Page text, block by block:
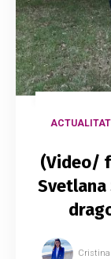
(Video/
Svetlana
Cristina